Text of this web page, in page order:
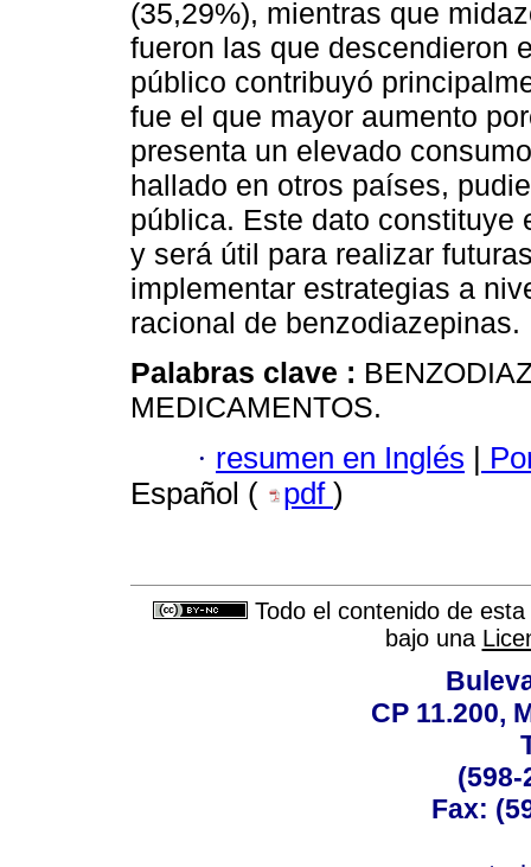
(35,29%), mientras que
fueron las que descendieron
público contribuyó
fue el que mayor aumento
presenta un elevado
hallado en otros países,
pública. Este dato constituye
y será útil para realizar
implementar estrategias a
racional de benzodiazepinas.
Palabras clave :
MEDICAMENTOS.
· resumen en Inglés |
Español (
pdf )
Todo el contenido de
bajo una
CP 11.200,
(598-
Fax: